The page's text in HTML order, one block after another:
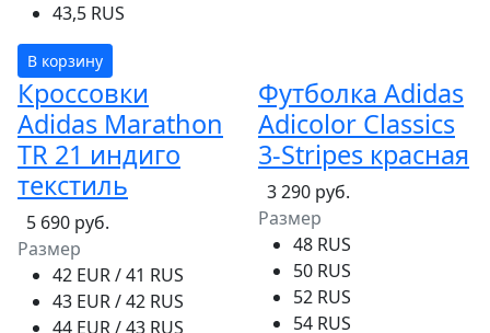
43,5 RUS
В корзину
Кроссовки
Adidas Marathon
TR 21 индиго
текстиль
5 690 руб.
Размер
42 EUR / 41 RUS
43 EUR / 42 RUS
44 EUR / 43 RUS
Футболка Adidas
Adicolor Classics
3-Stripes красная
3 290 руб.
Размер
48 RUS
50 RUS
52 RUS
54 RUS